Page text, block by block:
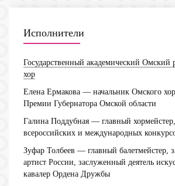
Исполнители
Государственный академический Омский
хор
Елена Ермакова — начальник Омского
Премии Губернатора Омской области
Галина Поддубная — главный хормейстер,
всероссийских и международных
Зуфар Толбеев — главный балетмейстер,
артист России, заслуженный деятель
кавалер Ордена Дружбы